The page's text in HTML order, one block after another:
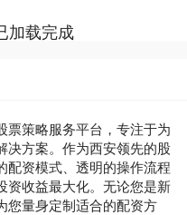
加载完成
票策略服务平台，专注于为
决方案。作为西安领先的股
配资模式、透明的操作流程
资收益最大化。无论您是新
您量身定制适合的配资方